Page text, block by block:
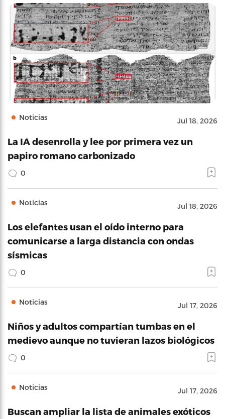
Noticias Jul 18, 2026
La IA desenrolla y lee por primera vez un
papiro romano carbonizado
0
Noticias Jul 18, 2026
Los elefantes usan el oído interno para
comunicarse a larga distancia con ondas
sísmicas
0
Noticias Jul 17, 2026
Niños y adultos compartían tumbas en el
medievo aunque no tuvieran lazos biológicos
0
Noticias Jul 17, 2026
Buscan ampliar la lista de animales exóticos